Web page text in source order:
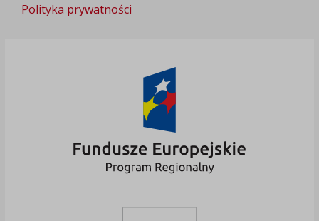
Polityka prywatności